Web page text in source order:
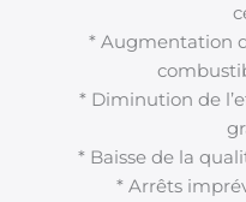
* Augmentation
* Diminution de
* Baisse de la
* Arrêts